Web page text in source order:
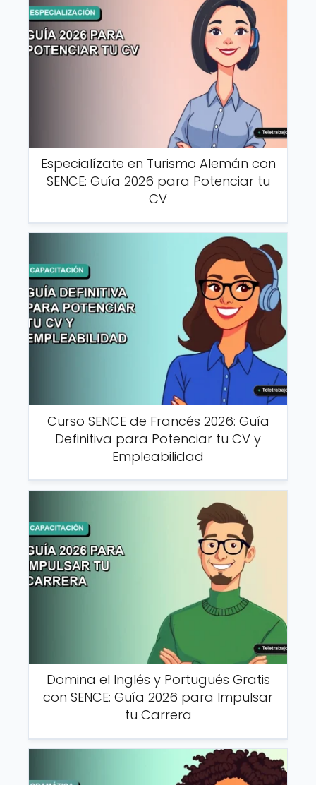
Especialízate en Turismo Alemán con
SENCE: Guía 2026 para Potenciar tu
CV
Curso SENCE de Francés 2026: Guía
Definitiva para Potenciar tu CV y
Empleabilidad
Domina el Inglés y Portugués Gratis
con SENCE: Guía 2026 para Impulsar
tu Carrera